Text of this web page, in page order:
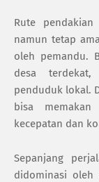
Rute
namun tetap
oleh pemandu.
desa
penduduk lokal.
bisa
kecepatan dan
Sepanjang
didominasi oleh